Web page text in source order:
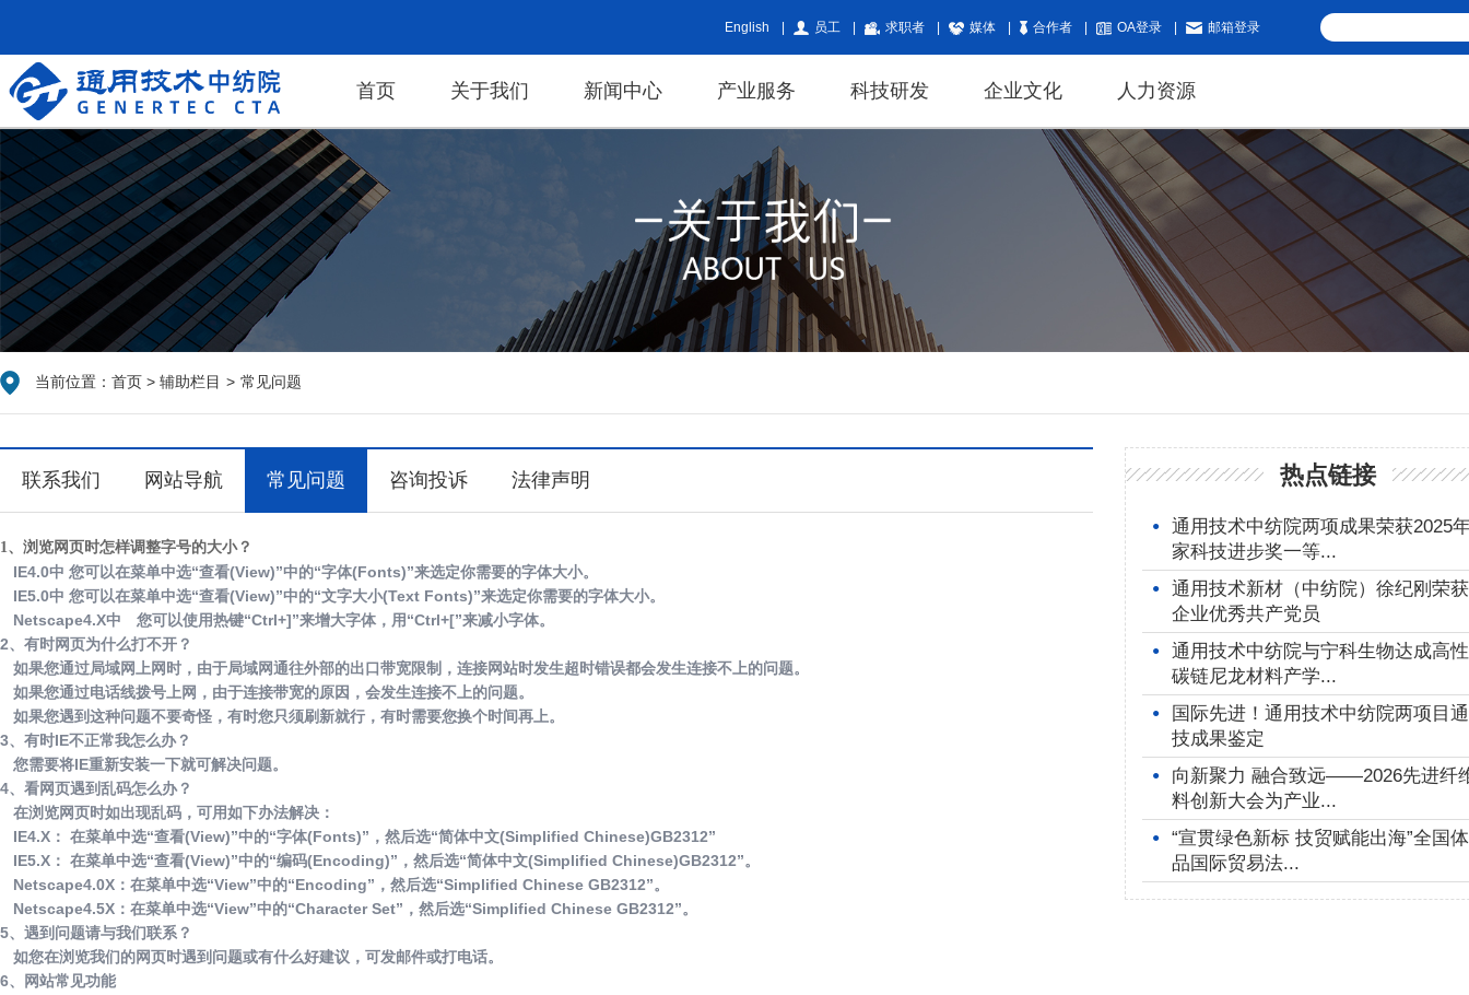
English 员工 求职者 媒体 合作者 OA登录 邮箱登录
首页 关于我们 新闻中心 产业服务 科技研发 企业文化 人力资源
当前位置： 首页 > 辅助栏目 > 常见问题
热点链接
●
通用技术中纺院两项成果荣获2025
家科技进步奖一等...
●
通用技术新材（中纺院）徐纪刚荣
企业优秀共产党员
●
通用技术中纺院与宁科生物达成高
碳链尼龙材料产学...
●
国际先进！通用技术中纺院两项目
技成果鉴定
●
向新聚力 融合致远——2026先进纤
料创新大会为产业...
●
“宣贯绿色新标 技贸赋能出海”全国
品国际贸易法...
联系我们 网站导航 常见问题 咨询投诉 法律声明
1、浏览网页时怎样调整字号的大小？
IE4.0中 您可以在菜单中选“查看(View)”中的“字体(Fonts)”来选定你需要的字体大小。
IE5.0中 您可以在菜单中选“查看(View)”中的“文字大小(Text Fonts)”来选定你需要的字体大小。
Netscape4.X中 您可以使用热键“Ctrl+]”来增大字体，用“Ctrl+[”来减小字体。
2、有时网页为什么打不开？
如果您通过局域网上网时，由于局域网通往外部的出口带宽限制，连接网站时发生超时错误都会发生连接不上的问题。
如果您通过电话线拨号上网，由于连接带宽的原因，会发生连接不上的问题。
如果您遇到这种问题不要奇怪，有时您只须刷新就行，有时需要您换个时间再上。
3、有时IE不正常我怎么办？
您需要将IE重新安装一下就可解决问题。
4、看网页遇到乱码怎么办？
在浏览网页时如出现乱码，可用如下办法解决：
IE4.X： 在菜单中选“查看(View)”中的“字体(Fonts)”，然后选“简体中文(Simplified Chinese)GB2312”
IE5.X： 在菜单中选“查看(View)”中的“编码(Encoding)”，然后选“简体中文(Simplified Chinese)GB2312”。
Netscape4.0X：在菜单中选“View”中的“Encoding”，然后选“Simplified Chinese GB2312”。
Netscape4.5X：在菜单中选“View”中的“Character Set”，然后选“Simplified Chinese GB2312”。
5、遇到问题请与我们联系？
如您在浏览我们的网页时遇到问题或有什么好建议，可发邮件或打电话。
6、网站常见功能